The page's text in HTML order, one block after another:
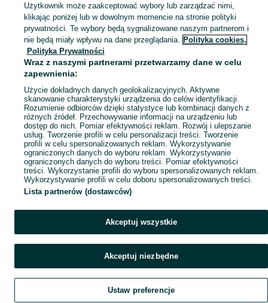
Użytkownik może zaakceptować wybory lub zarządzać nimi,
klikając poniżej lub w dowolnym momencie na stronie polityki
prywatności. Te wybory będą sygnalizowane naszym partnerom i
nie będą miały wpływu na dane przeglądania. Polityka cookies,
Polityka Prywatności
Wraz z naszymi partnerami przetwarzamy dane w celu
zapewnienia:
Użycie dokładnych danych geolokalizacyjnych. Aktywne
skanowanie charakterystyki urządzenia do celów identyfikacji.
Rozumienie odbiorców dzięki statystyce lub kombinacji danych z
różnych źródeł. Przechowywanie informacji na urządzeniu lub
dostęp do nich. Pomiar efektywności reklam. Rozwój i ulepszanie
usług. Tworzenie profili w celu personalizacji treści. Tworzenie
profili w celu spersonalizowanych reklam. Wykorzystywanie
ograniczonych danych do wyboru reklam. Wykorzystywanie
ograniczonych danych do wyboru treści. Pomiar efektywności
treści. Wykorzystanie profili do wyboru spersonalizowanych reklam.
Wykorzystywanie profili w celu doboru spersonalizowanych treści.
Lista partnerów (dostawców)
Akceptuj wszystkie
Akceptuj niezbędne
Ustaw preferencje